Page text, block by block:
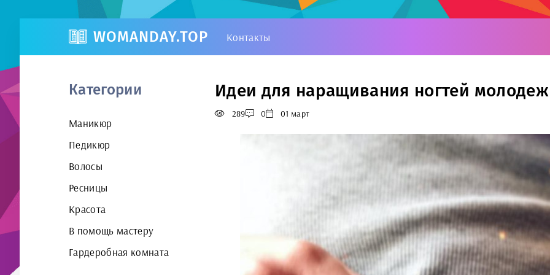
WOMANDAY.TOP Контакты
Категории
Маникюр
Педикюр
Волосы
Ресницы
Красота
В помощь мастеру
Гардеробная комната
Идеи для наращивания ногтей
289 0 01 март